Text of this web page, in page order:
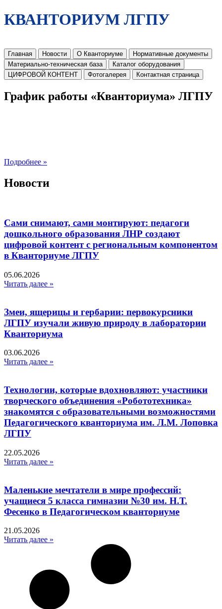
КВАНТОРИУМ ЛГПУ
Главная Новости О Кванториуме
Нормативные документы
Материально-техническая база
Каталог оборудования
ЦИФРОВОЙ КОНТЕНТ
Фотогалерея Контактная страница
График работы «Кванториума» ЛГПУ
Подробнее »
Новости
Сами снимают, сами монтируют: педагоги
дошкольного образования ЛНР создают
цифровой контент с региональным компонентом
в Кванториуме ЛГПУ​
05.06.2026
Читать далее »
Змеи, ящерицы и гербарии: первокурсники
ЛГПУ изучали живую природу в лаборатории
Кванториума
03.06.2026
Читать далее »
Технологии, которые вдохновляют: участники
творческого объединения «Робототехника»
знакомятся с образовательными возможностями
Педагогического кванториума им. Л.М. Лоповка
ЛГПУ
22.05.2026
Читать далее »
Маленькие мечтатели в мире профессий:
учащиеся 5 класса гимназии №30 им. Н.Т.
Фесенко в Педагогическом кванториуме
21.05.2026
Читать далее »